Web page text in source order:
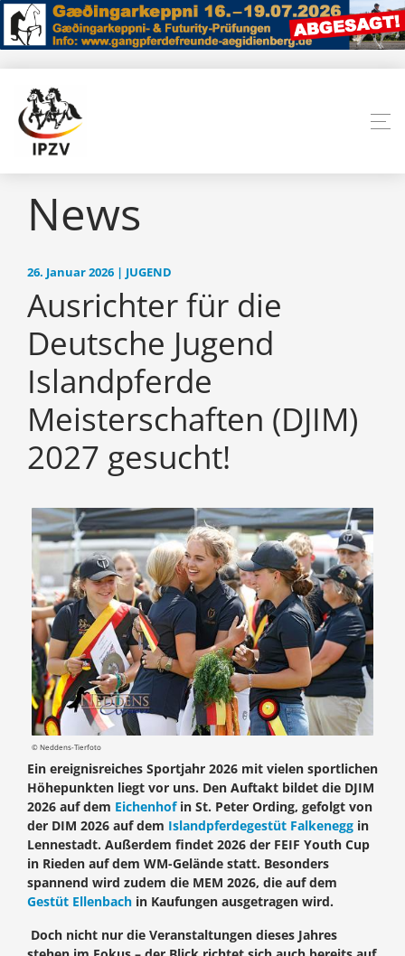
News
26. Januar 2026 | JUGEND
Ausrichter für die
Deutsche Jugend
Islandpferde
Meisterschaften (DJIM)
2027 gesucht!
© Neddens-Tierfoto
Ein ereignisreiches Sportjahr 2026 mit vielen sportlichen
Höhepunkten liegt vor uns. Den Auftakt bildet die DJIM
2026 auf dem Eichenhofin St. Peter Ording, gefolgt von
der DIM 2026 auf dem Islandpferdegestüt Falkenegg in
Lennestadt. Außerdem findet 2026 der FEIF Youth Cup
in Rieden auf dem WM-Gelände statt. Besonders
spannend wird zudem die MEM 2026, die auf dem
Gestüt Ellenbach in Kaufungen ausgetragen wird.
Doch nicht nur die Veranstaltungen dieses Jahres